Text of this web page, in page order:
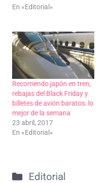
En «Editorial»
Recorriendo japón en tren,
rebajas del Black Friday y
billetes de avión baratos: lo
mejor de la semana
23 abril, 2017
En «Editorial»
Categorías
Editorial